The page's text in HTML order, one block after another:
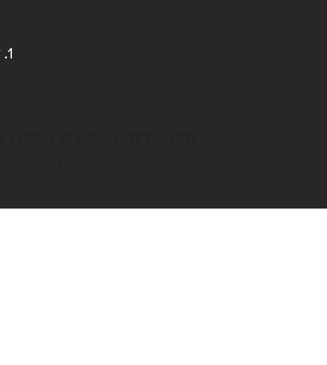
1. לעזור לגוף להתמודד עם כמויות הסטרס והלחץ.